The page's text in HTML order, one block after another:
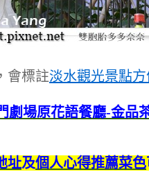
，會標註淡水觀光景點
址及個人心得推薦菜色